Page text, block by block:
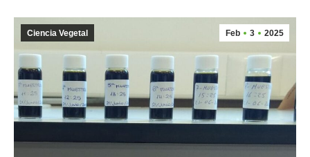
Feb 3 2025
Ciencia Vegetal